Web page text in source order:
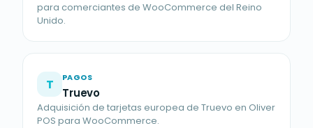
para comerciantes de WooCommerce del Reino
Unido.
T PAGOS
Truevo
Adquisición de tarjetas europea de Truevo en Oliver
POS para WooCommerce.